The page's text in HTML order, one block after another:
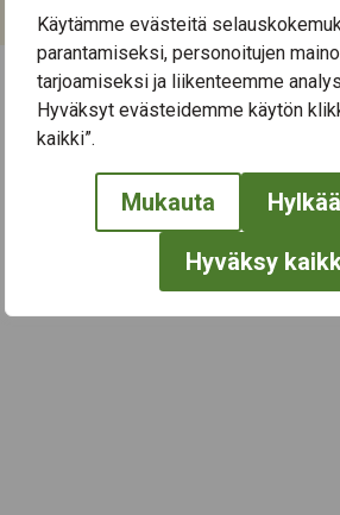
Käytämme evästeitä
parantamiseksi, personoitujen
tarjoamiseksi ja liikenteemme
Hyväksyt evästeidemme käytön
kaikki”.
Mukauta
Hyväksy
Kulttuuri,Taide
← Näytä kaikki